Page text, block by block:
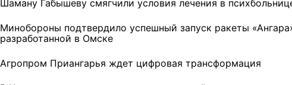
Шаману Габышеву смягчили условия лечения в
Минобороны подтвердило успешный запуск ракеты
разработанной в Омске
Агропром Приангарья ждет цифровая трансформация